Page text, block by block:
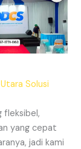
Solusi
fleksibel,
yang cepat
jadi kami